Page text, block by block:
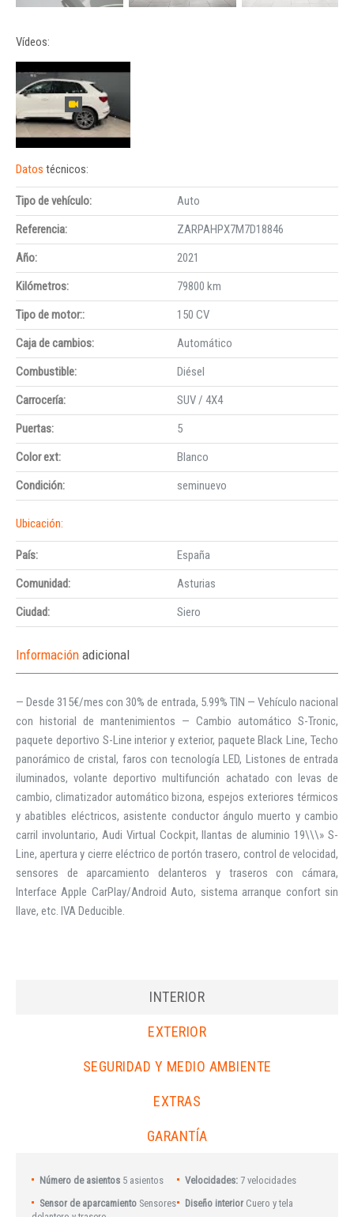
Vídeos:
Datos técnicos:
Tipo de vehículo:
Auto
Referencia:
ZARPAHPX7M7D18846
Año:
2021
Kilómetros:
79800 km
Tipo de motor::
150 CV
Caja de cambios:
Automático
Combustible:
Diésel
Carrocería:
SUV / 4X4
Puertas:
5
Color ext:
Blanco
Condición:
seminuevo
Ubicación:
País:
España
Comunidad:
Asturias
Ciudad:
Siero
Información adicional
— Desde 315€/mes con 30% de entrada, 5.99% TIN — Vehículo nacional
con historial de mantenimientos — Cambio automático S-Tronic,
paquete deportivo S-Line interior y exterior, paquete Black Line, Techo
panorámico de cristal, faros con tecnología LED, Listones de entrada
iluminados, volante deportivo multifunción achatado con levas de
cambio, climatizador automático bizona, espejos exteriores térmicos
y abatibles eléctricos, asistente conductor ángulo muerto y cambio
carril involuntario, Audi Virtual Cockpit, llantas de aluminio 19\\\» S-
Line, apertura y cierre eléctrico de portón trasero, control de velocidad,
sensores de aparcamiento delanteros y traseros con cámara,
Interface Apple CarPlay/Android Auto, sistema arranque confort sin
llave, etc. IVA Deducible.
INTERIOR
EXTERIOR
SEGURIDAD Y MEDIO AMBIENTE
EXTRAS
GARANTÍA
Número de asientos 5 asientos Velocidades: 7 velocidades
Sensor de aparcamiento Sensores
Diseño interior Cuero y tela